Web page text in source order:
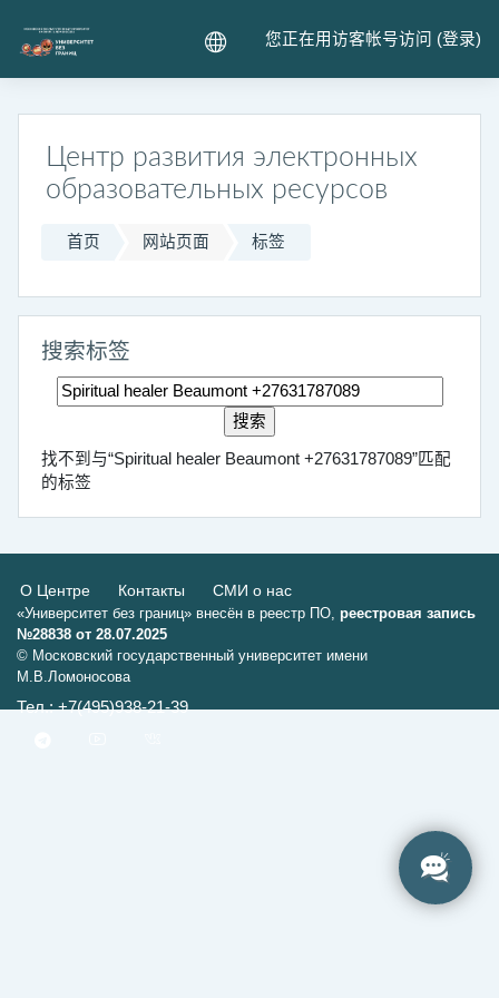
您正在用访客帐号访问 (登录)
Центр развития электронных
образовательных ресурсов
首页 网站页面 标签
搜索标签
搜索标签
找不到与“Spiritual healer Beaumont +27631787089”匹配
的标签
О Центре Контакты СМИ о нас
«Университет без границ» внесён в реестр ПО, реестровая запись
№28838 от 28.07.2025
© Московский государственный университет имени
М.В.Ломоносова
Тел.: +7(495)938-21-39